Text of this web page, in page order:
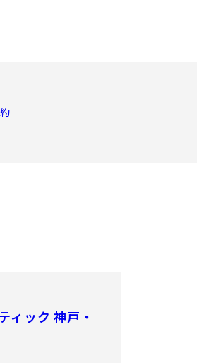
ィック 神戸・